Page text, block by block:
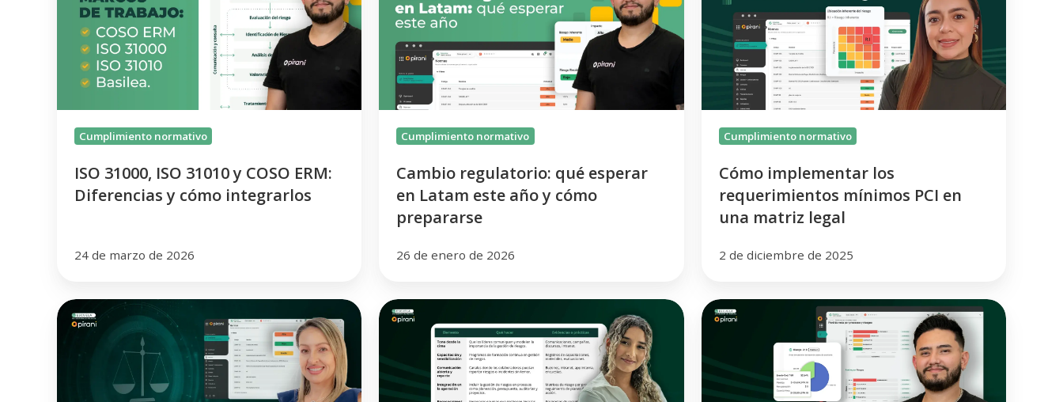
31010
COSO
ERM:
Diferencias
y
cómoCumplimiento normativo
ISO 31000, ISO 31010 y COSO ERM:
Diferencias y cómo integrarlos
24 de marzo de 2026
esperar
Latam
este
año
y
cómoCumplimiento normativo
Cambio regulatorio: qué esperar
en Latam este año y cómo
prepararse
26 de enero de 2026
requerimientos
mínimos
matriz
legalCumplimiento normativo
Cómo implementar los
requerimientos mínimos PCI en
una matriz legal
2 de diciembre de 2025
Buenas
prácticas
construcción
Claves
Cómo